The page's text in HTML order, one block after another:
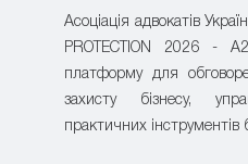
Асоціація адвокатів
PROTECTION 2026 -
платформу для
захисту бізнесу,
практичних